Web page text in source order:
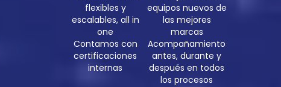
flexibles y
escalables, all in
one
Contamos con
certificaciones
internas
equipos nuevos de
las mejores
marcas
Acompañamiento
antes, durante y
después en todos
los procesos